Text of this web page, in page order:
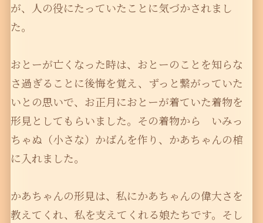
が、人の役にたっていたことに気づかされまし
た。
おとーが亡くなった時は、おとーのことを知らな
さ過ぎることに後悔を覚え、ずっと繋がっていた
いとの思いで、お正月におとーが着ていた着物を
形見としてもらいました。その着物から いみっ
ちゃぬ（小さな）かばんを作り、かあちゃんの棺
に入れました。
かあちゃんの形見は、私にかあちゃんの偉大さを
教えてくれ、私を支えてくれる娘たちです。そし